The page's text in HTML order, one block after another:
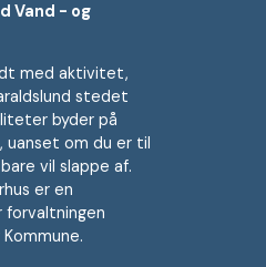
Vand - og
med aktivitet,
stedet
byder på
uanset om du er til
vil slappe af.
er en
forvaltningen